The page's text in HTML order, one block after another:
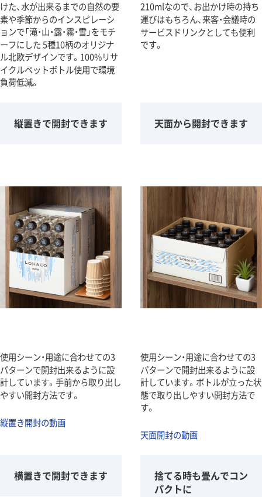
けた、水が出来るまでの自然の要
素や季節からのインスピレーシ
ョンで「滝・山・露・霧・雪」をモチ
ーフにした 5種10柄のオリジナ
ル北欧デザインです。100%リサ
イクルペットボトル使用で環境
負荷低減。
210mlなので、お出かけ時の持ち
運びはもちろん、来客・会議時の
サービスドリンクとしても便利
です。
縦置きで開封できます
使用シーン・用途に合わせての3
パターンで開封出来るように設
計しています。手前から取り出し
やすい開封方法です。
縦置き開封の動画
天面から開封できます
使用シーン・用途に合わせての3
パターンで開封出来るように設
計しています。ボトルが立った状
態で取り出しやすい開封方法で
す。
天面開封の動画
横置きで開封できます
捨てる時も畳んでコン
パクトに